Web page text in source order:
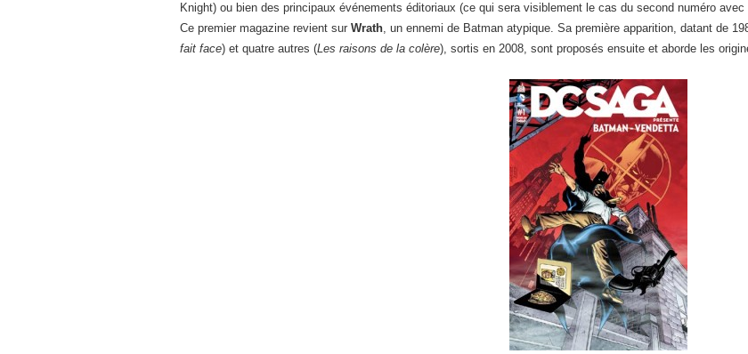
Knight) ou bien des principaux événements éditoriaux (ce qui sera visiblement le cas du second numéro avec
Ce premier magazine revient sur Wrath, un ennemi de Batman atypique. Sa première apparition, datant de
fait face) et quatre autres (Les raisons de la colère), sortis en 2008, sont proposés ensuite et aborde les